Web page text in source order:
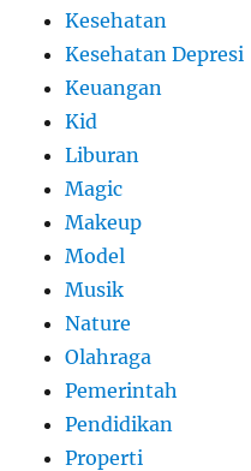
Kesehatan
Kesehatan Depresi
Keuangan
Kid
Liburan
Magic
Makeup
Model
Musik
Nature
Olahraga
Pemerintah
Pendidikan
Properti